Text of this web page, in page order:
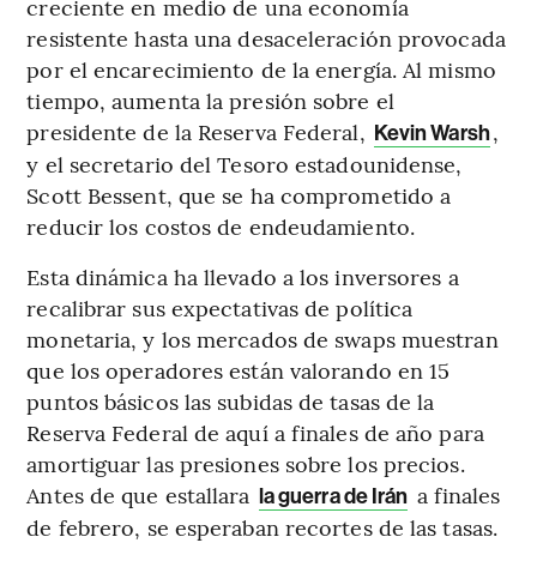
creciente en medio de una economía
resistente hasta una desaceleración provocada
por el encarecimiento de la energía. Al mismo
tiempo, aumenta la presión sobre el
presidente de la Reserva Federal, Kevin Warsh,
y el secretario del Tesoro estadounidense,
Scott Bessent, que se ha comprometido a
reducir los costos de endeudamiento.
Esta dinámica ha llevado a los inversores a
recalibrar sus expectativas de política
monetaria, y los mercados de swaps muestran
que los operadores están valorando en 15
puntos básicos las subidas de tasas de la
Reserva Federal de aquí a finales de año para
amortiguar las presiones sobre los precios.
Antes de que estallara la guerra de Irán a finales
de febrero, se esperaban recortes de las tasas.